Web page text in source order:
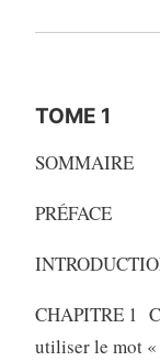
TOME 1
SOMMAIRE
PRÉFACE
CHAPITRE 1
utiliser le mot